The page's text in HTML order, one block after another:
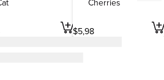
Cherries
$5,98